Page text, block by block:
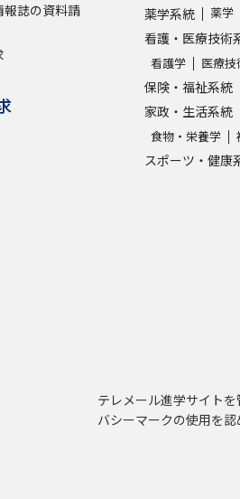
誌の資料請
薬学系統 薬学
看護・医療技術
看護学 医療技
保険・福祉系統
家政・生活系統
食物・栄養学
スポーツ・健康
テレメール進学サイト
バシーマークの使用を